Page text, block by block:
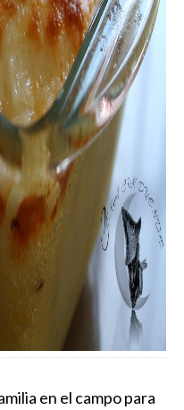
en el campo para